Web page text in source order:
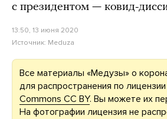
с президентом — ковид-
13:50, 13 июня 2020
Источник: Meduza
Все материалы «Медузы» о
для распространения по лицензии
Commons CC BY. Вы можете их
На фотографии лицензия не